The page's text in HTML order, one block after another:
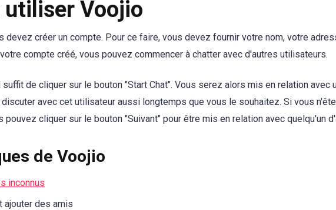
utiliser Voojio
devez créer un compte. Pour ce faire, vous devez fournir votre nom, votre
compte créé, vous pouvez commencer à chatter avec d'autres utilisateurs.
suffit de cliquer sur le bouton "Start Chat". Vous serez alors mis en relation avec
discuter avec cet utilisateur aussi longtemps que vous le souhaitez. Si vous
pouvez cliquer sur le bouton "Suivant" pour être mis en relation avec quelqu'un
de Voojio
inconnus
ajouter des amis